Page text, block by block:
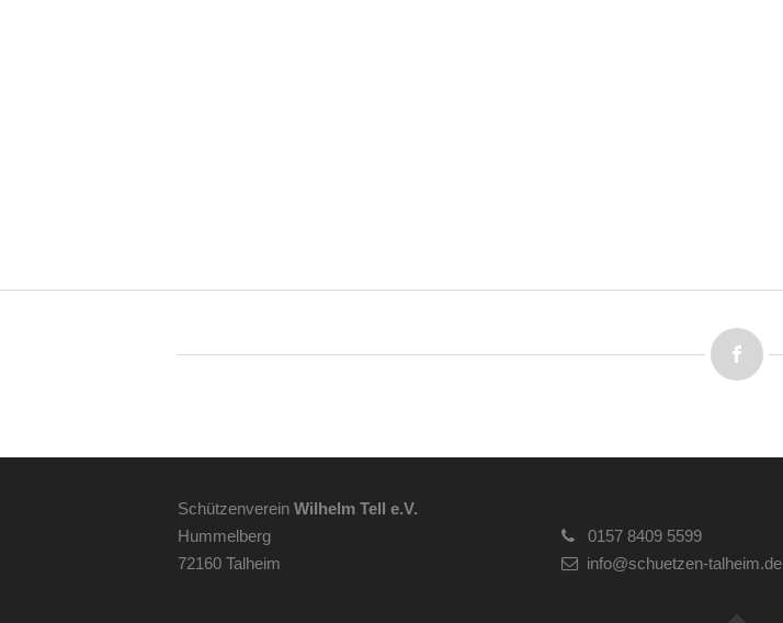
Schützenverein Wilhelm Tell e.V.
Hummelberg
72160 Talheim
0157 8409 5599
info@schuetzen-talheim.de